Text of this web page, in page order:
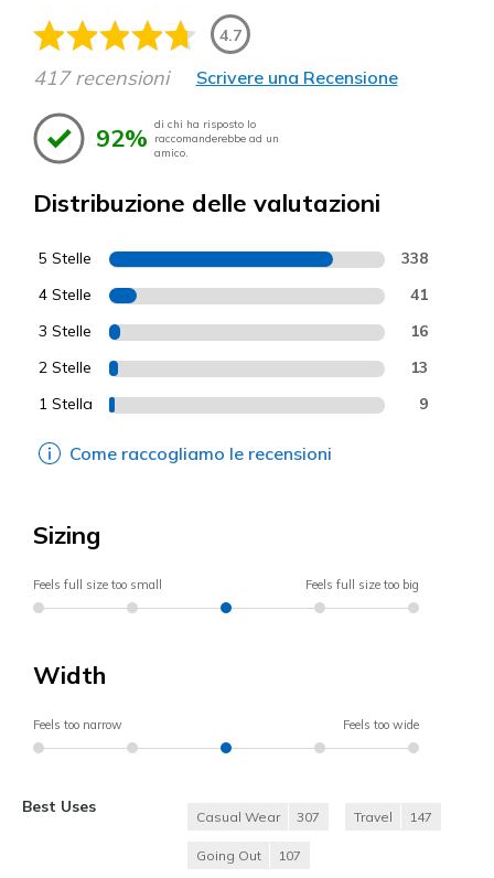
4.7
417 recensioni Scrivere una Recensione
92% di chi ha risposto lo
raccomanderebbe ad un
amico.
Distribuzione delle valutazioni
5 Stelle 338
4 Stelle 41
3 Stelle 16
2 Stelle 13
1 Stella 9
Come raccogliamo le recensioni
Sizing
Feels full size too small Feels full size too big
Width
Feels too narrow Feels too wide
Best Uses
Casual Wear 307 Travel 147
Going Out 107